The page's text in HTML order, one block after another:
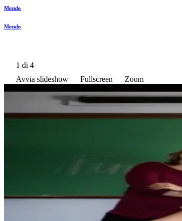
Mondo
Mondo
1 di 4
Avvia slideshow
Fullscreen Zoom